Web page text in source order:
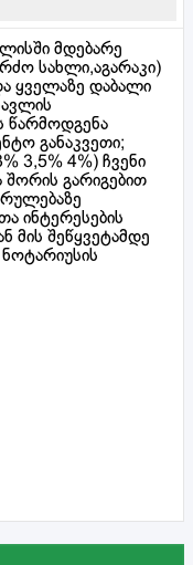
მდებარე
სახლი,აგარაკი)
ყველაზე დაბალი
წარმოდგენა
განაკვეთი;
3,5% 4%) ჩვენი
გარიგებით
ინტერესების
მის შეწყვეტამდე